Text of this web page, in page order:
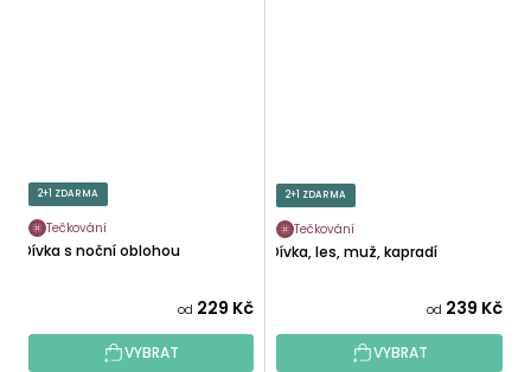
2+1 ZDARMA
Tečkování
Dívka s noční oblohou
od 229 Kč
VYBRAT
2+1 ZDARMA
Tečkování
Dívka, les, muž, kapradí
od 239 Kč
VYBRAT